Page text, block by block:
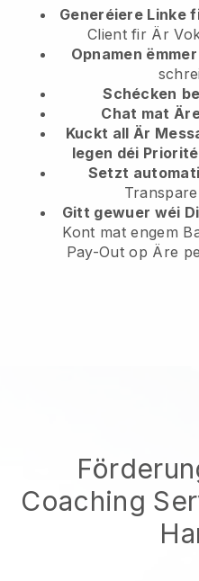
Generéiere Linke
Clientfir Är
Opnamen ëmmer
Schécken
Chat mat
Kuckt all Är
legen déi
Setzt
Gitt gewuer wéi
Kont mat engem
Pay-Out op Äre
Coaching